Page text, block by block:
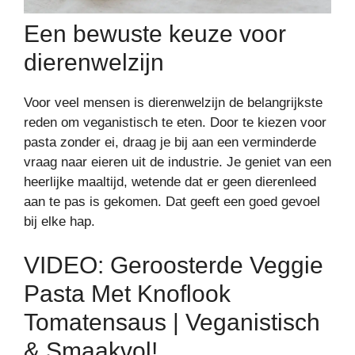
Een bewuste keuze voor
dierenwelzijn
Voor veel mensen is dierenwelzijn de belangrijkste
reden om veganistisch te eten. Door te kiezen voor
pasta zonder ei, draag je bij aan een verminderde
vraag naar eieren uit de industrie. Je geniet van een
heerlijke maaltijd, wetende dat er geen dierenleed
aan te pas is gekomen. Dat geeft een goed gevoel
bij elke hap.
VIDEO: Geroosterde Veggie
Pasta Met Knoflook
Tomatensaus | Veganistisch